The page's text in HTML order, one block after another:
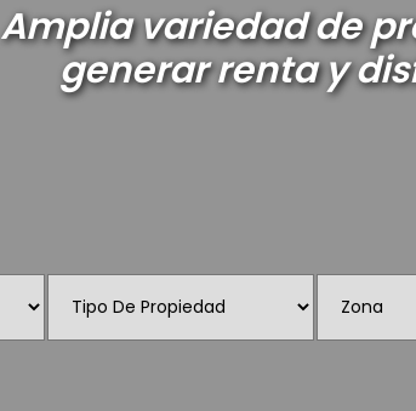
Amplia variedad de
generar renta y